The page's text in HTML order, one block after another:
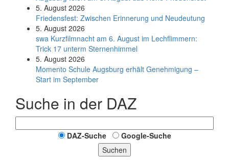
5. August 2026
Friedensfest: Zwischen Erinnerung und Neudeutung
5. August 2026
swa Kurz­film­nacht am 6. August im Lech­flim­mern:
Trick 17 unterm Sternen­himmel
5. August 2026
Momento Schule Augsburg erhält Genehmigung –
Start im September
Suche in der DAZ
DAZ-Suche
Google-Suche
Suchen